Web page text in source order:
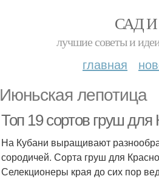
САД
лучшие советы и
главная
Июньская лепотица
Топ 19 сортов груш для
На Кубани выращивают
сородичей. Сорта груш для
Селекционеры края до сих пор